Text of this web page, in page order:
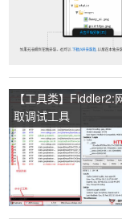
【工具类】Fiddler2:
取调试工具